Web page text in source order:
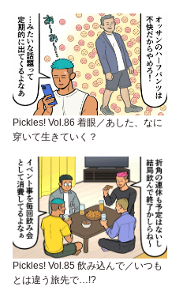
Pickles! Vol.86 着眼／あした、なに
穿いて生きていく？
Pickles! Vol.85 飲み込んで／いつも
とは違う旅先で…!?